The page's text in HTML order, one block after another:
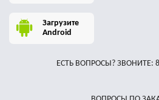
Загрузите
Android
ЕСТЬ ВОПРОСЫ? ЗВОНИТЕ: